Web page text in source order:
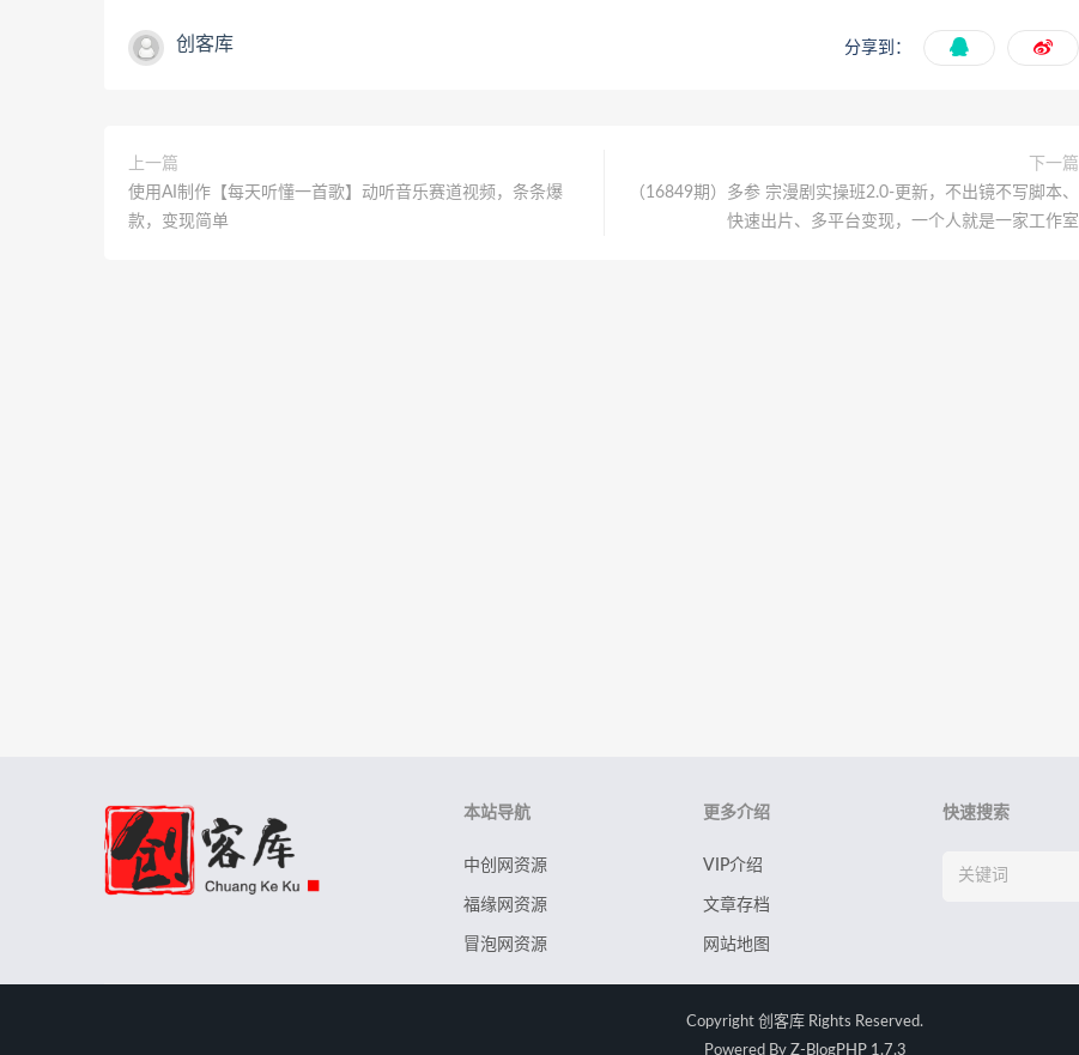
创客库 分享到：
上一篇
使用AI制作【每天听懂一首歌】动听音乐赛道视频，条条爆
款，变现简单
下一篇
（16849期）多参 宗漫剧实操班2.0-更新，不出镜不写脚本、
快速出片、多平台变现，一个人就是一家工作室
本站导航
中创网资源
福缘网资源
冒泡网资源
更多介绍
VIP介绍
文章存档
网站地图
快速搜索
Copyright 创客库 Rights Reserved.
Powered By Z-BlogPHP 1.7.3